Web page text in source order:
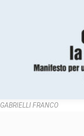
GABRIELLI FRANCO